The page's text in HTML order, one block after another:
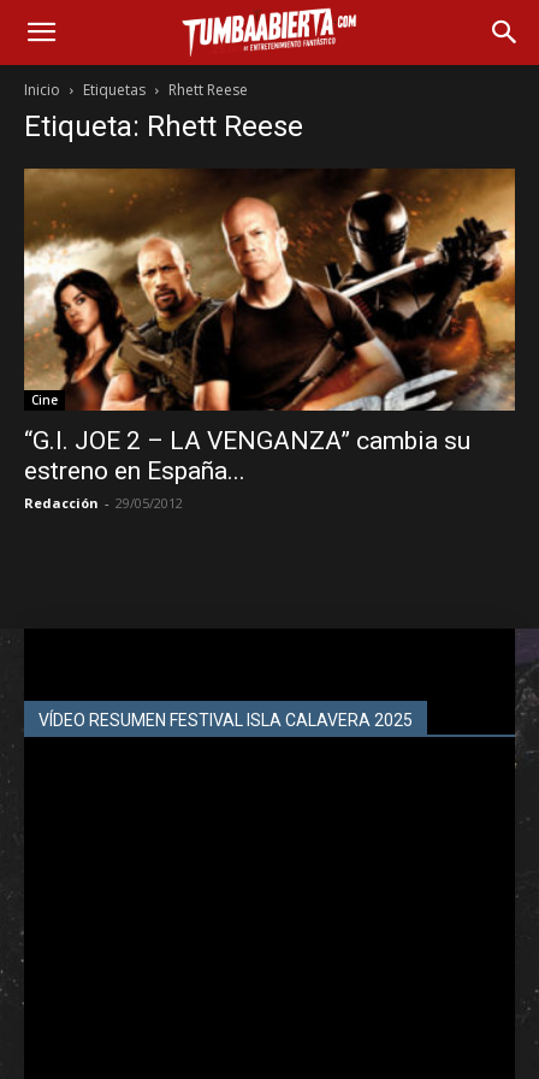
Inicio Etiquetas Rhett Reese
Etiqueta: Rhett Reese
Cine
“G.I. JOE 2 – LA VENGANZA” cambia su
estreno en España...
Redacción - 29/05/2012
VÍDEO RESUMEN FESTIVAL ISLA CALAVERA 2025